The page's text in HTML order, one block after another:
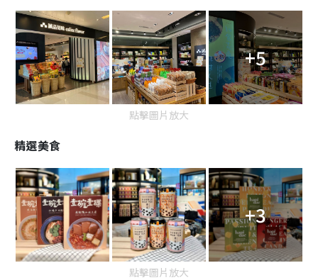
+5
點擊圖片放大
精選美食
+3
點擊圖片放大